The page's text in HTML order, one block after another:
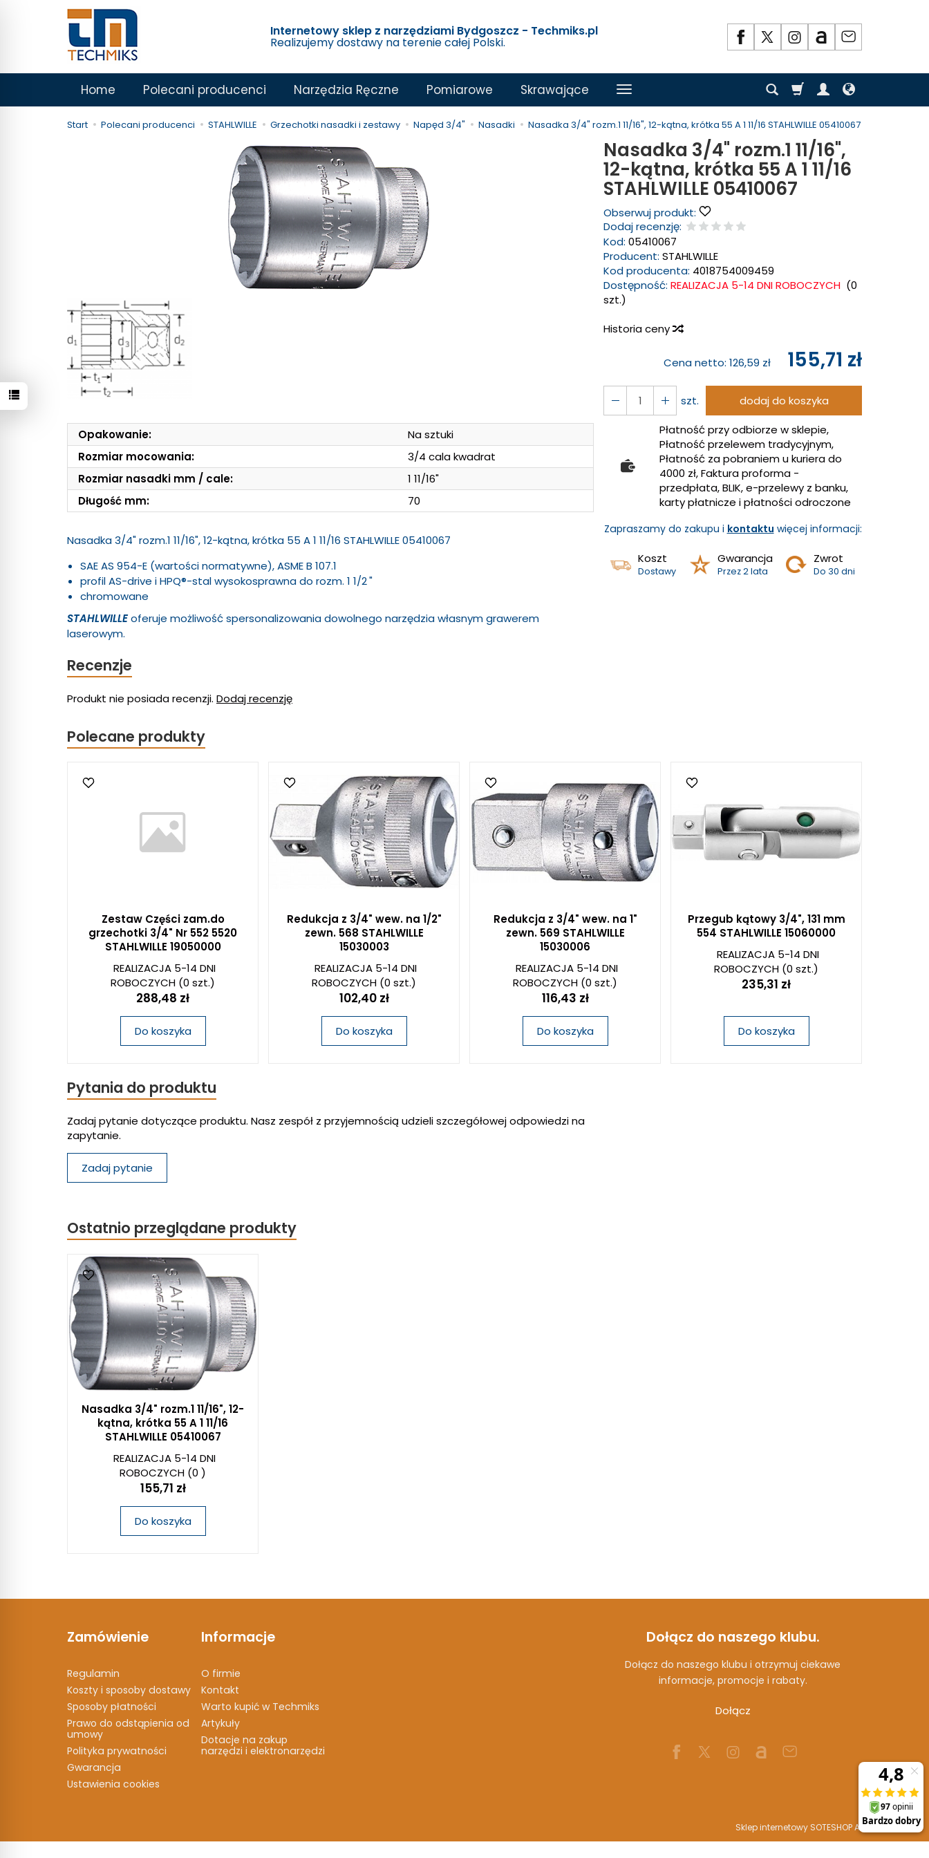
Internetowy sklep z narzędziami Bydgoszcz - Techmiks.pl
Realizujemy dostawy na terenie całej Polski.
Home Polecani producenci Narzędzia Ręczne Pomiarowe Skrawające
Start Polecani producenci STAHLWILLE Grzechotki nasadki i zestawy Napęd 3/4" Nasadki Nasadka 3/4" rozm.1 11/16", 12-kątna, krótka 55 A 1 11/16 STAHLWILLE 05410067
Nasadka 3/4" rozm.1 11/16",
12-kątna, krótka 55 A 1 11/16
STAHLWILLE 05410067
Obserwuj produkt:
Dodaj recenzję:
Kod: 05410067
Producent: STAHLWILLE
Kod producenta: 4018754009459
Dostępność: REALIZACJA 5-14 DNI ROBOCZYCH (0
szt.)
Historia ceny
Cena netto: 126,59 zł 155,71 zł
szt.
dodaj do koszyka
Płatność przy odbiorze w sklepie,
Płatność przelewem tradycyjnym,
Płatność za pobraniem u kuriera do
4000 zł, Faktura proforma -
przedpłata, BLIK, e-przelewy z banku,
karty płatnicze i płatności odroczone
Zapraszamy do zakupu i kontaktu więcej informacji:
Koszt
Dostawy
Gwarancja
Przez 2 lata
Zwrot
Do 30 dni
Opakowanie:
Na sztuki
Rozmiar mocowania:
3/4 cala kwadrat
Rozmiar nasadki mm / cale:
1 11/16"
Długość mm:
70
Nasadka 3/4" rozm.1 11/16", 12-kątna, krótka 55 A 1 11/16 STAHLWILLE 05410067
SAE AS 954-E (wartości normatywne), ASME B 107.1
profil AS-drive i HPQ®-stal wysokosprawna do rozm. 1 1/2"
chromowane
STAHLWILLEoferuje możliwość spersonalizowania dowolnego narzędzia własnym grawerem
laserowym.
Recenzje
Produkt nie posiada recenzji. Dodaj recenzję
Polecane produkty
Zestaw Części zam.do
grzechotki 3/4" Nr 552 5520
STAHLWILLE 19050000
REALIZACJA 5-14 DNI
ROBOCZYCH (0 szt.)
288,48 zł
Do koszyka
Redukcja z 3/4" wew. na 1/2"
zewn. 568 STAHLWILLE
15030003
REALIZACJA 5-14 DNI
ROBOCZYCH (0 szt.)
102,40 zł
Do koszyka
Redukcja z 3/4" wew. na 1"
zewn. 569 STAHLWILLE
15030006
REALIZACJA 5-14 DNI
ROBOCZYCH (0 szt.)
116,43 zł
Do koszyka
Przegub kątowy 3/4", 131 mm
554 STAHLWILLE 15060000
REALIZACJA 5-14 DNI
ROBOCZYCH (0 szt.)
235,31 zł
Do koszyka
Pytania do produktu
Zadaj pytanie dotyczące produktu. Nasz zespół z przyjemnością udzieli szczegółowej odpowiedzi na
zapytanie.
Zadaj pytanie
Ostatnio przeglądane produkty
Nasadka 3/4" rozm.1 11/16", 12-
kątna, krótka 55 A 1 11/16
STAHLWILLE 05410067
REALIZACJA 5-14 DNI
ROBOCZYCH (0 )
155,71 zł
Do koszyka
Zamówienie
Regulamin
Koszty i sposoby dostawy
Sposoby płatności
Prawo do odstąpienia od
umowy
Polityka prywatności
Gwarancja
Ustawienia cookies
Informacje
O firmie
Kontakt
Warto kupić w Techmiks
Artykuły
Dotacje na zakup
narzędzi i elektronarzędzi
Dołącz do naszego klubu.
Dołącz do naszego klubu i otrzymuj ciekawe
informacje, promocje i rabaty.
Dołącz
Sklep internetowy SOTESHOP AI